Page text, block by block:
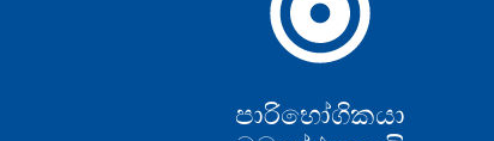
පාරිභෝගිකයා